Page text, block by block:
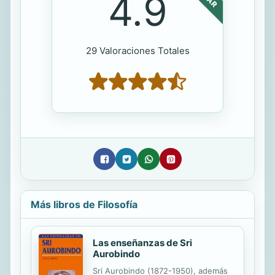
4.9
29 Valoraciones Totales
Más libros de Filosofía
Las enseñanzas de Sri
Aurobindo
Sri Aurobindo (1872-1950), además